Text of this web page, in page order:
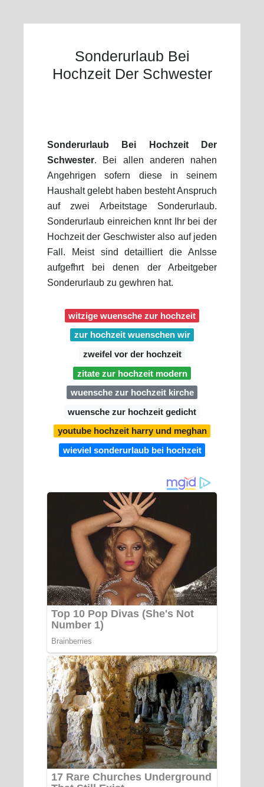
Sonderurlaub Bei
Hochzeit Der Schwester
Sonderurlaub Bei Hochzeit Der
Schwester. Bei allen anderen nahen
Angehrigen sofern diese in seinem
Haushalt gelebt haben besteht Anspruch
auf zwei Arbeitstage Sonderurlaub.
Sonderurlaub einreichen knnt Ihr bei der
Hochzeit der Geschwister also auf jeden
Fall. Meist sind detailliert die Anlsse
aufgefhrt bei denen der Arbeitgeber
Sonderurlaub zu gewhren hat.
witzige wuensche zur hochzeit
zur hochzeit wuenschen wir
zweifel vor der hochzeit
zitate zur hochzeit modern
wuensche zur hochzeit kirche
wuensche zur hochzeit gedicht
youtube hochzeit harry und meghan
wieviel sonderurlaub bei hochzeit